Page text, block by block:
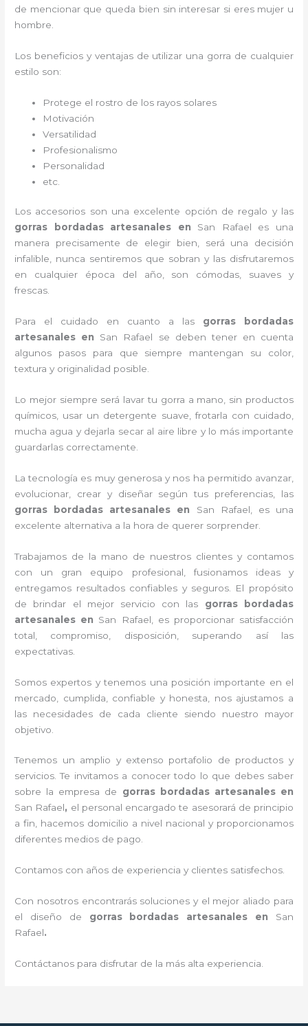
de mencionar que queda bien sin interesar si eres mujer u
hombre.
Los beneficios y ventajas de utilizar una gorra de cualquier
estilo son:
Protege el rostro de los rayos solares
Motivación
Versatilidad
Profesionalismo
Personalidad
etc.
Los accesorios son una excelente opción de regalo y las
gorras bordadas artesanales en San Rafael es una
manera precisamente de elegir bien, será una decisión
infalible, nunca sentiremos que sobran y las disfrutaremos
en cualquier época del año, son cómodas, suaves y
frescas.
Para el cuidado en cuanto a las gorras bordadas
artesanales en San Rafael
se deben tener en cuenta
algunos pasos para que siempre mantengan su color,
textura y originalidad posible.
Lo mejor siempre será lavar tu gorra a mano, sin productos
químicos, usar un detergente suave, frotarla con cuidado,
mucha agua y dejarla secar al aire libre y lo más importante
guardarlas correctamente.
La tecnología es muy generosa y nos ha permitido avanzar,
evolucionar, crear y diseñar según tus preferencias, las
gorras bordadas artesanales en San Rafael, es una
excelente alternativa a la hora de querer sorprender.
Trabajamos de la mano de nuestros clientes y contamos
con un gran equipo profesional, fusionamos ideas y
entregamos resultados confiables y seguros. El propósito
de brindar el mejor servicio con las gorras bordadas
artesanales en San Rafael, es proporcionar satisfacción
total, compromiso, disposición, superando así las
expectativas.
Somos expertos y tenemos una posición importante en el
mercado, cumplida, confiable y honesta, nos ajustamos a
las necesidades de cada cliente siendo nuestro mayor
objetivo.
Tenemos un amplio y extenso portafolio de productos y
servicios. Te invitamos a conocer todo lo que debes saber
sobre la empresa de gorras bordadas artesanales en
San Rafael, el personal encargado te asesorará de principio
a fin, hacemos domicilio a nivel nacional y proporcionamos
diferentes medios de pago.
Contamos con años de experiencia y clientes satisfechos.
Con nosotros encontrarás soluciones y el mejor aliado para
el diseño de gorras bordadas artesanales en San
Rafael.
Contáctanos para disfrutar de la más alta experiencia.